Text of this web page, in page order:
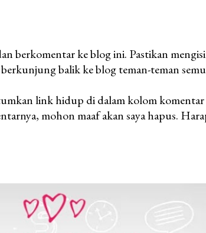
berkomentar ke blog ini. Pastikan
balik ke blog teman-teman
link hidup di dalam kolom komentar
mohon maaf akan saya hapus.